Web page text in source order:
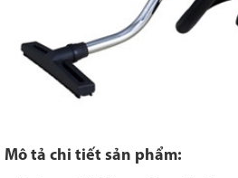
Mô tả chi tiết sản phẩm: